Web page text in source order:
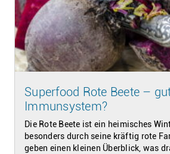
Superfood Rote Beete –
Immunsystem?
Die Rote Beete ist ein heimisches
besonders durch seine kräftig rote
geben einen kleinen Überblick, was